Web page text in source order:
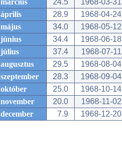
március
24.5 1968-03-31
április
28.9 1968-04-24
május
34.0 1968-05-12
június
34.4 1968-06-18
július
37.4 1968-07-11
augusztus
29.5 1968-08-04
szeptember
28.3 1968-09-04
október
25.0 1968-10-14
november
20.0 1968-11-02
december
7.9 1968-12-20